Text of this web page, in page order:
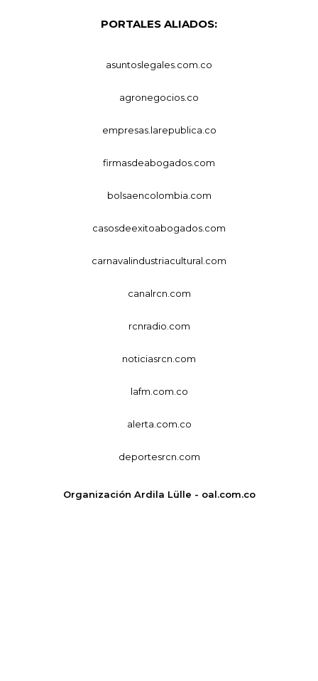
PORTALES ALIADOS:
asuntoslegales.com.co
agronegocios.co
empresas.larepublica.co
firmasdeabogados.com
bolsaencolombia.com
casosdeexitoabogados.com
carnavalindustriacultural.com
canalrcn.com
rcnradio.com
noticiasrcn.com
lafm.com.co
alerta.com.co
deportesrcn.com
Organización Ardila Lülle - oal.com.co